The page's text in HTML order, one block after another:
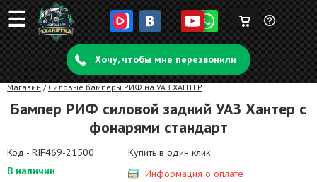
☰ Задать
вопрос
Корзина
пуста
Хочу, чтобы мне перезвонили
Магазин / Силовые бамперы РИФ на УАЗ ХАНТЕР
Бампер РИФ силовой задний УАЗ Хантер с
фонарями стандарт
Код - RIF469-21500
В наличии
Купить в один клик
Информация о оплате